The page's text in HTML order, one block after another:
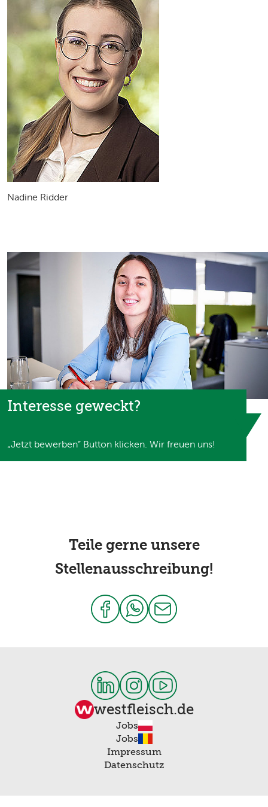
Nadine Ridder
Interesse geweckt?
„Jetzt bewerben” Button klicken. Wir freuen uns!
Teile gerne unsere
Stellenausschreibung!
westfleisch.de
Jobs
Jobs
Impressum
Datenschutz